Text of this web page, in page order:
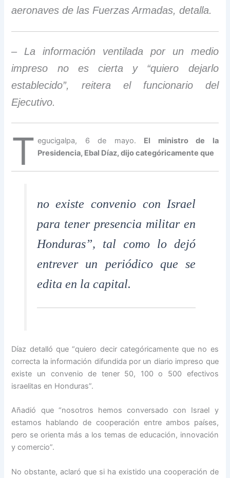
aeronaves de las Fuerzas Armadas, detalla.
– La información ventilada por un medio
impreso no es cierta y “quiero dejarlo
establecido”, reitera el funcionario del
Ejecutivo.
T egucigalpa, 6 de mayo. El ministro de la
Presidencia, Ebal Díaz, dijo categóricamente que
no existe convenio con Israel
para tener presencia militar en
Honduras”, tal como lo dejó
entrever un periódico que se
edita en la capital.
Díaz detalló que “quiero decir categóricamente que no es
correcta la información difundida por un diario impreso que
existe un convenio de tener 50, 100 o 500 efectivos
israelitas en Honduras”.
Añadió que “nosotros hemos conversado con Israel y
estamos hablando de cooperación entre ambos países,
pero se orienta más a los temas de educación, innovación
y comercio”.
No obstante, aclaró que si ha existido una cooperación de